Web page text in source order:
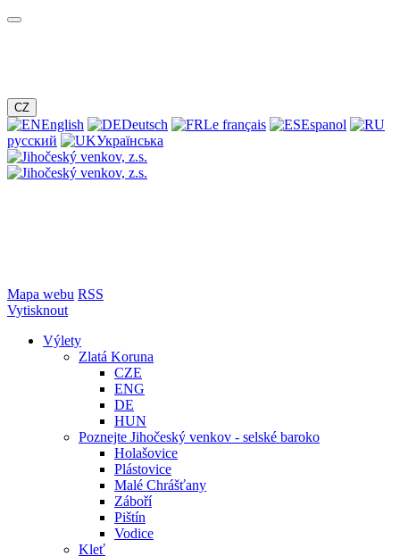
CZ
English Deutsch Le français
Espanol
русский
Українська
Mapa webu RSS
Vytisknout
Výlety
Zlatá Koruna
CZE
ENG
DE
HUN
Poznejte Jihočeský venkov - selské baroko
Holašovice
Plástovice
Malé Chrášťany
Záboří
Pištín
Vodice
Kleť